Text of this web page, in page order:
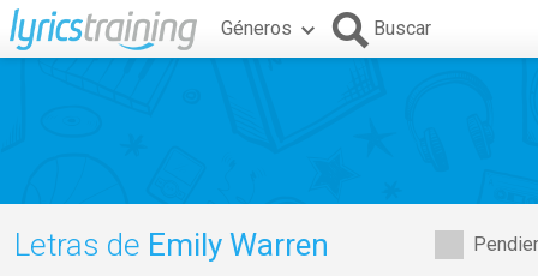
Géneros Buscar
Letras de Emily Warren